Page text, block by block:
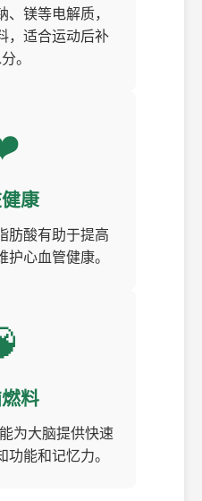
镁等电解质，
，适合运动后补
。
康
肪酸有助于提高
心血管健康。
料
为大脑提供快速
能和记忆力。